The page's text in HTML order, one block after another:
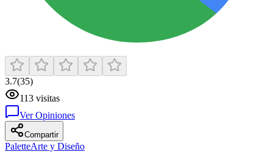
3.7(35)
113 visitas
Ver Opiniones
Compartir
PaletteArte y Diseño